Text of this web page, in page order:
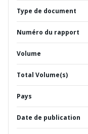
Type de document
Numéro du rapport
Volume
Total Volume(s)
Pays
Date de publication